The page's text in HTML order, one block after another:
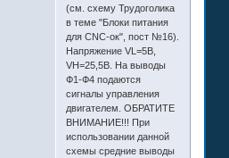
(см. схему Трудоголика
в теме "Блоки питания
для СNС-ок", пост №16).
Напряжение VL=5В,
VH=25,5В. На выводы
Ф1-Ф4 подаются
сигналы управления
двигателем. ОБРАТИТЕ
ВНИМАНИЕ!!! При
использовании данной
схемы средние выводы